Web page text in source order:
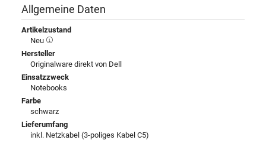
Allgemeine Daten
Artikelzustand
Neu
Hersteller
Originalware direkt von Dell
Einsatzzweck
Notebooks
Farbe
schwarz
Lieferumfang
inkl. Netzkabel (3-poliges Kabel C5)